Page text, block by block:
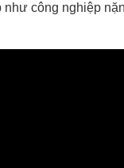
công nghiệp